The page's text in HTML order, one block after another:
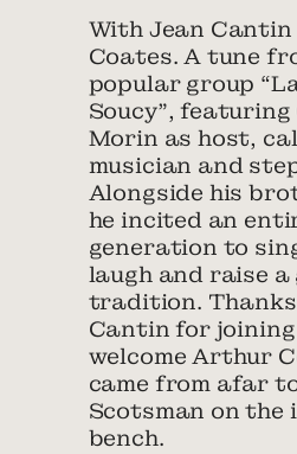
With Jean
Coates. A tune
popular group
Soucy”,
Morin as host,
musician and
Alongside his
he incited an
generation to
laugh and raise a
tradition.
Cantin for
welcome Arthur
came from afar
Scotsman on the
bench.